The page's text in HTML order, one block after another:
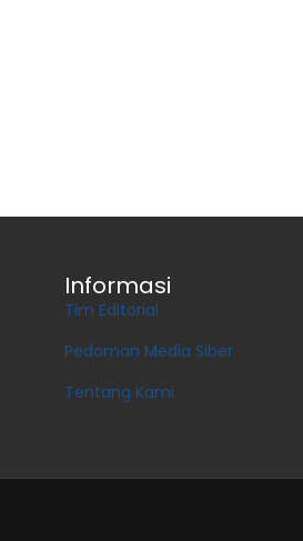
Informasi
Tim Editorial
Pedoman Media Siber
Tentang Kami